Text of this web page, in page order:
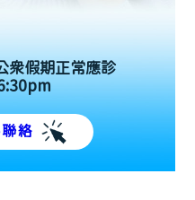
眾假期正常應診
絡